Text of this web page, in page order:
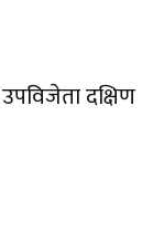
दक्षिण